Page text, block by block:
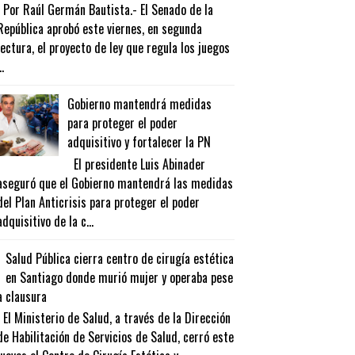
Raúl Germán Bautista.- El Senado de la
aprobó este viernes, en segunda
el proyecto de ley que regula los juegos
Gobierno mantendrá medidas
para proteger el poder
adquisitivo y fortalecer la PN
El presidente Luis Abinader
que el Gobierno mantendrá las medidas
Plan Anticrisis para proteger el poder
de la c...
Salud Pública cierra centro de cirugía estética
en Santiago donde murió mujer y operaba pese
clausura
Ministerio de Salud, a través de la Dirección
Habilitación de Servicios de Salud, cerró este